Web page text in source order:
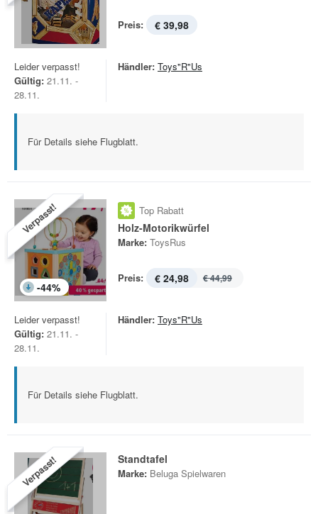
Preis: € 39,98
Leider verpasst!
Gültig: 21.11. -
28.11.
Händler: Toys"R"Us
Für Details siehe Flugblatt.
Verpasst!
-44%
Top Rabatt
Holz-Motorikwürfel
Marke: ToysRus
Preis: € 24,98 € 44,99
Leider verpasst!
Gültig: 21.11. -
28.11.
Händler: Toys"R"Us
Für Details siehe Flugblatt.
Verpasst! Standtafel
Marke: Beluga Spielwaren